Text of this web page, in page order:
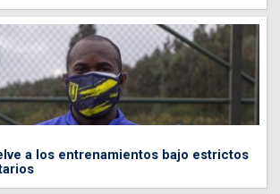
a los entrenamientos bajo estrictos